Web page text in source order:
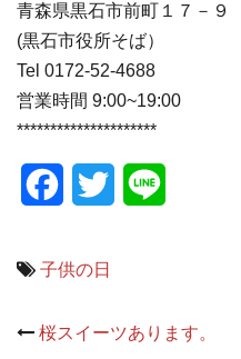
青森県黒石市前町１７－９
(黒石市役所そば）
Tel 0172-52-4688
営業時間 9:00~19:00
*********************
FacebookTwitter
子供の日
Post
桜スイーツあります。